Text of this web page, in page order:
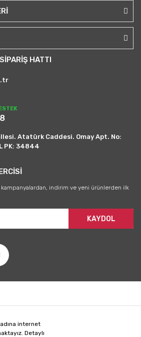
internet
Detaylı
HATTI
Atatürk Caddesi. Omay Apt. No:
PK: 34844
kampanyalardan, indirim ve yeni ürünlerden ilk
KAYDOL